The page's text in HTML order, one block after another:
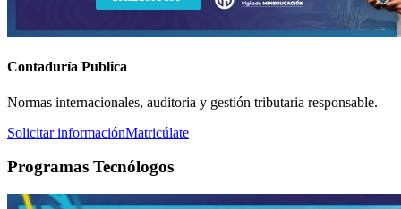
Contaduría Publica
Normas internacionales, auditoria y gestión tributaria responsable.
Solicitar informaciónMatricúlate
Programas Tecnólogos